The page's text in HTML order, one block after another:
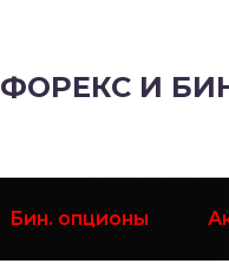
ФОРЕКС И
Бин. опционы